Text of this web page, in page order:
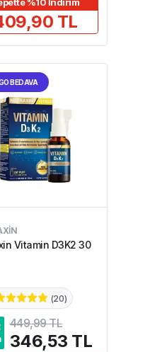
TL
BEDAVA
Vitamin D3K2 30
(20)
449,99 TL
346,53 TL